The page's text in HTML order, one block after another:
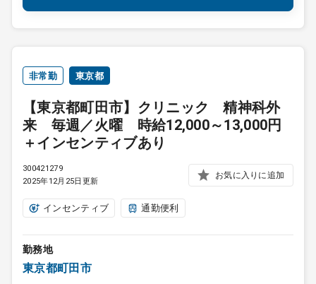
非常勤 東京都
【東京都町田市】クリニック 精神科外
来 毎週／火曜 時給12,000～13,000円
＋インセンティブあり
300421279
2025年12月25日更新
お気に入りに追加
インセンティブ 通勤便利
勤務地
東京都町田市